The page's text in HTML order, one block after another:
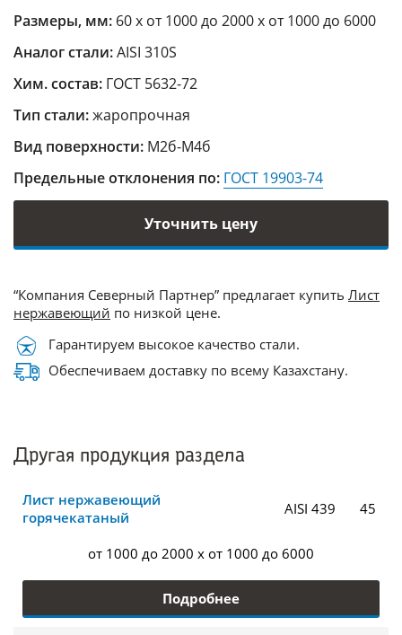
Размеры, мм: 60 х от 1000 до 2000 х от 1000 до 6000
Аналог стали:AISI 310S
Хим. состав: ГОСТ 5632-72
Тип стали:жаропрочная
Вид поверхности: М2б-М4б
Предельные отклонения по: ГОСТ 19903-74
Уточнить цену
“Компания Северный Партнер” предлагает купить Лист
нержавеющий по низкой цене.
Гарантируем высокое качество стали.
Обеспечиваем доставку по всему Казахстану.
Другая продукция раздела
Лист нержавеющий
горячекатаный
AISI 439 45
от 1000 до 2000 x от 1000 до 6000
Подробнее